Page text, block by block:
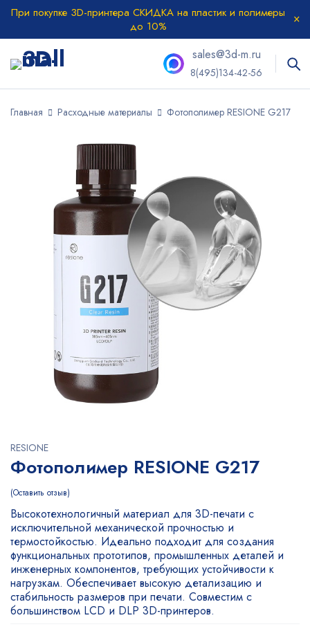
При покупке 3D-принтера СКИДКА на пластик и полимеры
до 10%
sales@3d-m.ru
8(495)134-42-56
Главная Расходные материалы Фотополимер RESIONE G217
RESIONE
Фотополимер RESIONE G217
Оставить отзыв
Высокотехнологичный материал для 3D-печати с
исключительной механической прочностью и
термостойкостью. Идеально подходит для создания
функциональных прототипов, промышленных деталей и
инженерных компонентов, требующих устойчивости к
нагрузкам. Обеспечивает высокую детализацию и
стабильность размеров при печати. Совместим с
большинством LCD и DLP 3D-принтеров.